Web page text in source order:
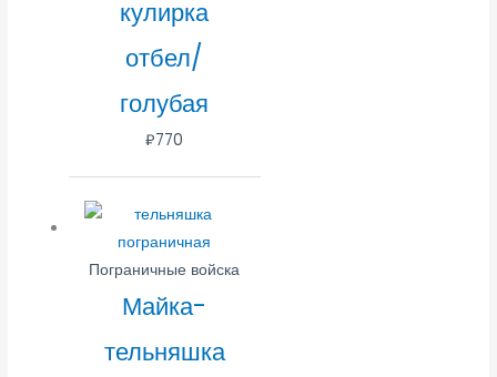
кулирка
отбел/
голубая
₽770
Пограничные войска
Майка-
тельняшка